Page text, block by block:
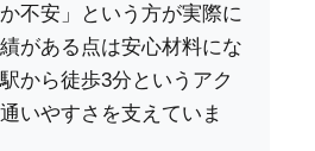
か不安」という方が実際に
がある点は安心材料にな
から徒歩3分というアク
いやすさを支えていま